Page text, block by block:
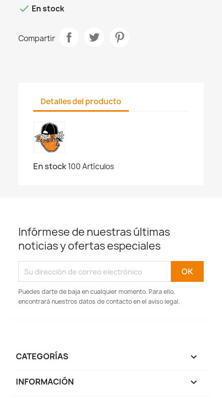
 En stock
Compartir
Detalles del producto
En stock100 Artículos
Infórmese de nuestras últimas
noticias y ofertas especiales
Puedes darte de baja en cualquier momento. Para ello,
encontrará nuestros datos de contacto en el aviso legal.
CATEGORÍAS 
INFORMACIÓN 